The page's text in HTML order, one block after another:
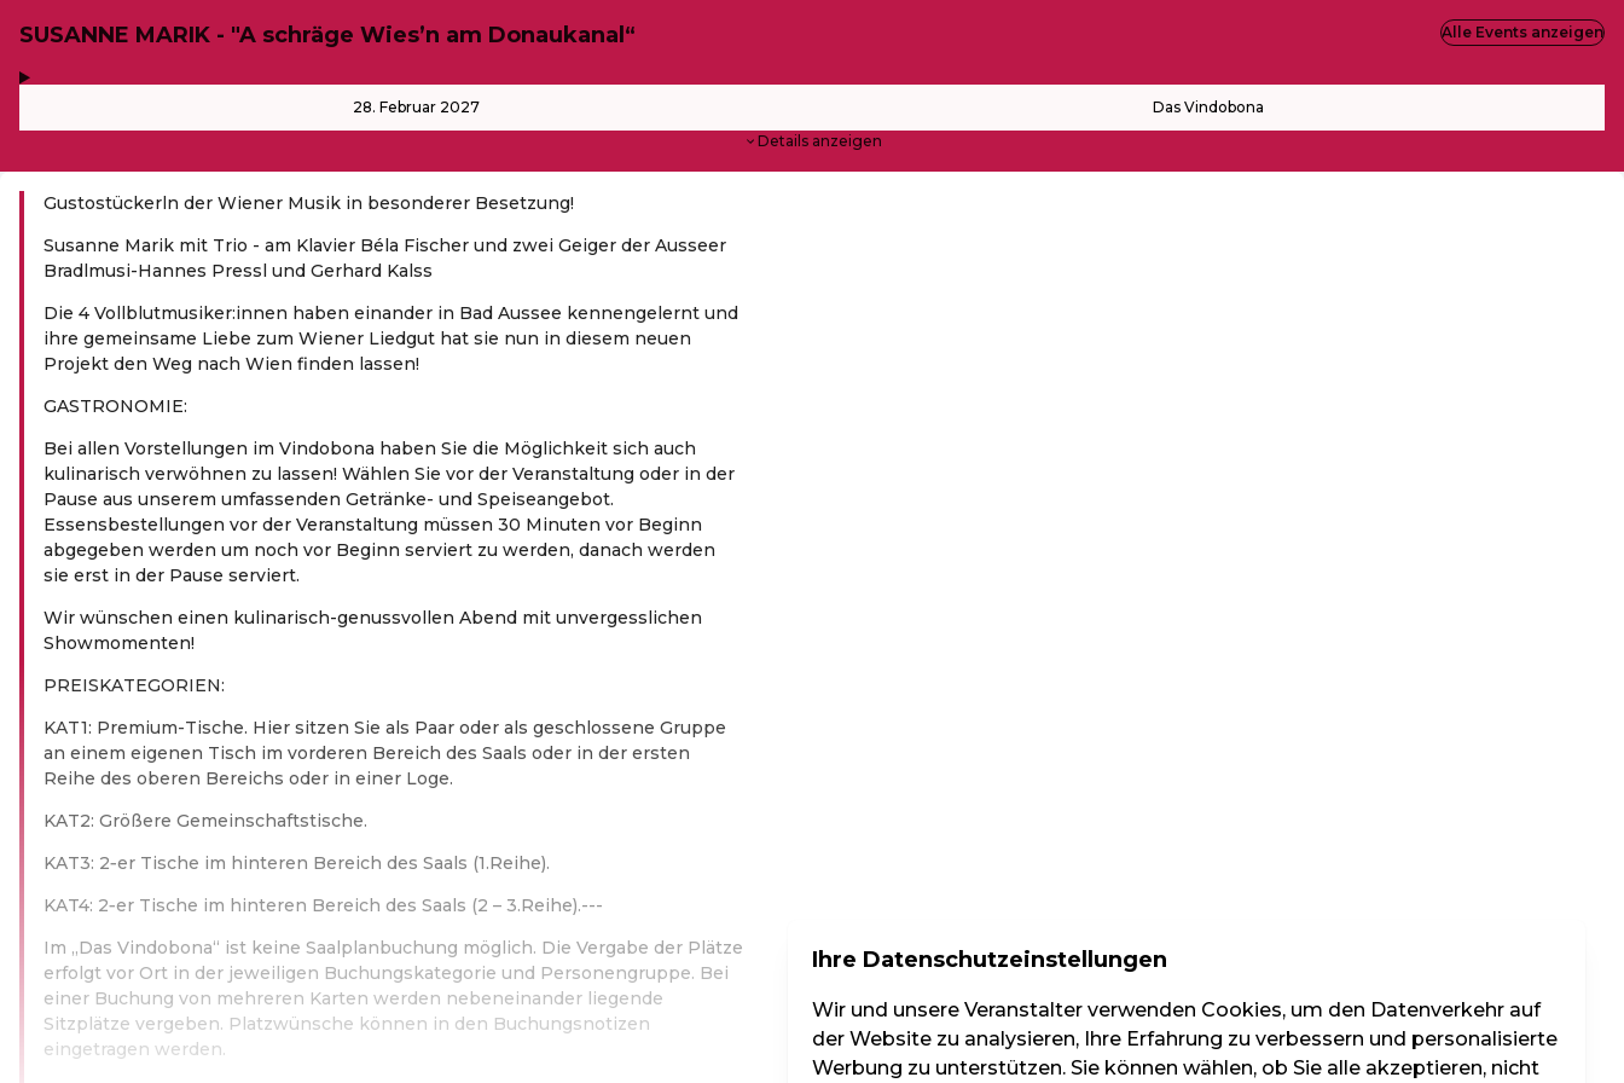
SUSANNE MARIK - "A schräge Wies’n am Donaukanal“
28. Februar 2027 Das Vindobona
Details anzeigen
Alle Events anzeigen
Gustostückerln der Wiener Musik in besonderer Besetzung!
Susanne Marik mit Trio - am Klavier Béla Fischer und zwei Geiger der Ausseer
Bradlmusi-Hannes Pressl und Gerhard Kalss
Die 4 Vollblutmusiker:innen haben einander in Bad Aussee kennengelernt und
ihre gemeinsame Liebe zum Wiener Liedgut hat sie nun in diesem neuen
Projekt den Weg nach Wien finden lassen!
GASTRONOMIE:
Bei allen Vorstellungen im Vindobona haben Sie die Möglichkeit sich auch
kulinarisch verwöhnen zu lassen! Wählen Sie vor der Veranstaltung oder in der
Pause aus unserem umfassenden Getränke- und Speiseangebot.
Essensbestellungen vor der Veranstaltung müssen 30 Minuten vor Beginn
abgegeben werden um noch vor Beginn serviert zu werden, danach werden
sie erst in der Pause serviert.
Wir wünschen einen kulinarisch-genussvollen Abend mit unvergesslichen
Showmomenten!
PREIS­KA­TE­GO­RIEN:
KAT1: Premium-Tische. Hier sitzen Sie als Paar oder als geschlossene Gruppe
an einem eigenen Tisch im vorderen Bereich des Saals oder in der ersten
Reihe des oberen Bereichs oder in einer Loge.
KAT2: Größere Gemeinschaftstische.
KAT3: 2‑er Tische im hinteren Bereich des Saals (1.Reihe).
KAT4: 2‑er Tische im hinteren Bereich des Saals (2 – 3.Reihe).---
Im „Das Vindobona“ ist keine Saalplanbuchung möglich. Die Vergabe der Plätze
erfolgt vor Ort in der jeweiligen Buchungskategorie und Personengruppe. Bei
einer Buchung von mehreren Karten werden nebeneinander liegende
Sitzplätze vergeben. Platzwünsche können in den Buchungsnotizen
eingetragen werden.
Ihre Datenschutzeinstellungen
Wir und unsere Veranstalter verwenden Cookies, um den Datenverkehr auf
der Website zu analysieren, Ihre Erfahrung zu verbessern und personalisierte
Werbung zu unterstützen. Sie können wählen, ob Sie alle akzeptieren, nicht